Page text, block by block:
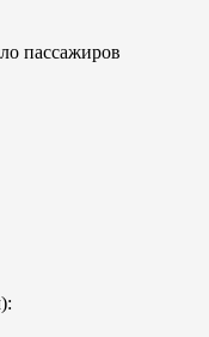
пассажиров